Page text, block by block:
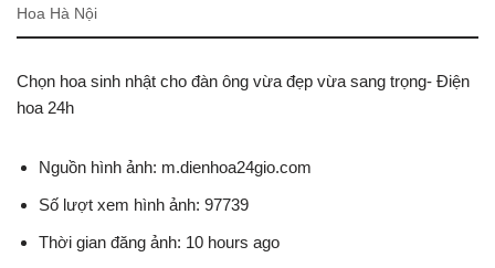
Hoa Hà Nội
Chọn hoa sinh nhật cho đàn ông vừa đẹp vừa sang trọng- Điện
hoa 24h
Nguồn hình ảnh: m.dienhoa24gio.com
Số lượt xem hình ảnh: 97739
Thời gian đăng ảnh: 10 hours ago